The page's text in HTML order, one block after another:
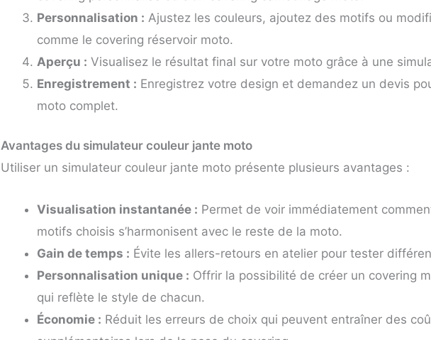
Personnalisation : Ajustez les couleurs, ajoutez des motifs ou
comme le covering réservoir moto.
Aperçu : Visualisez le résultat final sur votre moto grâce à une
Enregistrement : Enregistrez votre design et demandez un devis
moto complet.
Avantages du simulateur couleur jante moto
Utiliser un simulateur couleur jante moto présente plusieurs avantages :
Visualisation instantanée : Permet de voir immédiatement
motifs choisis s’harmonisent avec le reste de la moto.
Gain de temps : Évite les allers-retours en atelier pour tester
Personnalisation unique : Offrir la possibilité de créer un covering
qui reflète le style de chacun.
Économie : Réduit les erreurs de choix qui peuvent entraîner des